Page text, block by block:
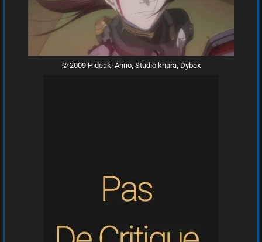
© 2009 Hideaki Anno, Studio khara, Dybex